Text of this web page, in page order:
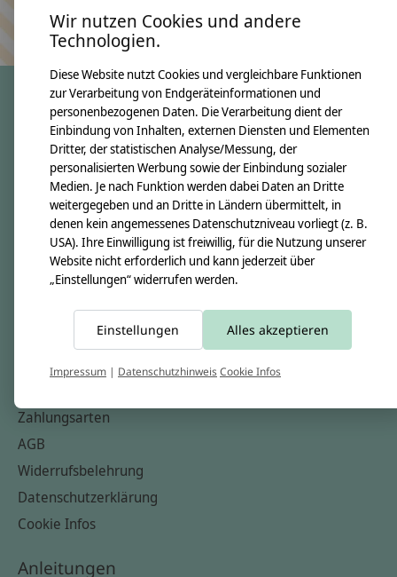
Keine Sorge, wir übertreiben es nicht
crêpes suzette
Über uns
Unsere Creppies
Nähkästchen
Unsere Stoffe
Impressum
Informationen
Kontakt
Zahlungsarten
AGB
Widerrufsbelehrung
Datenschutzerklärung
Cookie Infos
Anleitungen
Wir nutzen Cookies und andere
Technologien.
Diese Website nutzt Cookies und vergleichbare Funktionen
zur Verarbeitung von Endgeräteinformationen und
personenbezogenen Daten. Die Verarbeitung dient der
Einbindung von Inhalten, externen Diensten und Elementen
Dritter, der statistischen Analyse/Messung, der
personalisierten Werbung sowie der Einbindung sozialer
Medien. Je nach Funktion werden dabei Daten an Dritte
weitergegeben und an Dritte in Ländern übermittelt, in
denen kein angemessenes Datenschutzniveau vorliegt (z. B.
USA). Ihre Einwilligung ist freiwillig, für die Nutzung unserer
Website nicht erforderlich und kann jederzeit über
„Einstellungen“ widerrufen werden.
Einstellungen Alles akzeptieren
Impressum | DatenschutzhinweisCookie Infos